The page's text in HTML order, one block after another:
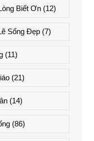
Biết Ơn(12)
Sống Đẹp(7)
(11)
(21)
(14)
(86)